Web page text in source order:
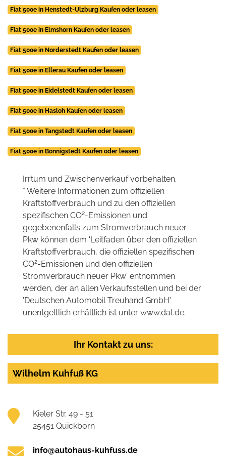
Fiat 500e in Henstedt-Ulzburg Kaufen oder leasen
Fiat 500e in Elmshorn Kaufen oder leasen
Fiat 500e in Norderstedt Kaufen oder leasen
Fiat 500e in Ellerau Kaufen oder leasen
Fiat 500e in Eidelstedt Kaufen oder leasen
Fiat 500e in Hasloh Kaufen oder leasen
Fiat 500e in Tangstedt Kaufen oder leasen
Fiat 500e in Bönnigstedt Kaufen oder leasen
Irrtum und Zwischenverkauf vorbehalten.
* Weitere Informationen zum offiziellen
Kraftstoffverbrauch und zu den offiziellen
spezifischen CO2-Emissionen und
gegebenenfalls zum Stromverbrauch neuer
Pkw können dem 'Leitfaden über den offiziellen
Kraftstoffverbrauch, die offiziellen spezifischen
CO2-Emissionen und den offiziellen
Stromverbrauch neuer Pkw' entnommen
werden, der an allen Verkaufsstellen und bei der
'Deutschen Automobil Treuhand GmbH'
unentgeltlich erhältlich ist unter www.dat.de.
Ihr Kontakt zu uns:
Wilhelm Kuhfuß KG
Kieler Str. 49 - 51
25451 Quickborn
info@autohaus-kuhfuss.de